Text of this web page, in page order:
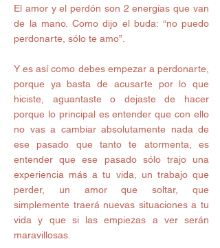
El amor y el perdón son 2 energías que van
de la mano. Como dijo el buda: “no puedo
perdonarte, sólo te amo”.
Y es así como debes empezar a perdonarte,
porque ya basta de acusarte por lo que
hiciste, aguantaste o dejaste de hacer
porque lo principal es entender que con ello
no vas a cambiar absolutamente nada de
ese pasado que tanto te atormenta, es
entender que ese pasado sólo trajo una
experiencia más a tu vida, un trabajo que
perder, un amor que soltar, que
simplemente traerá nuevas situaciones a tu
vida y que si las empiezas a ver serán
maravillosas.